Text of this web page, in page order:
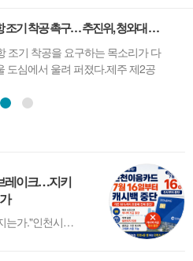
을 앞둔 청라하늘대교의 ‘엣지워
관광 콘텐츠로 주목받고 있다.이처
정책들이 시민의 관심을 끌고 있
천이 왜 주목받는 ...
제주 제2공항 조기 착공 촉구… 추진위, 청와대 앞 성명 발표
조기 착공을 요구하는 목소리가 다
도심에서 울려 퍼졌다.제주 제2공
수대 앞에서 집회를 열고 성명서를
레이크…지키
"약속은 쉽게 했지만 책임은 누가 지는가."인천시가 결국 인천이음카드 캐시백 지급을 중단했다. 시민들은 혜택을 잃었고, 상인들은 매출 감소를 걱정한다. 그리고 시는 '예산이 예상보다 빨리 소진됐다'며 재정개혁 태스크포스(TF)를 꾸리겠다고 밝혔다.하지만 시민들이 묻는 질문은 따로 있다.왜 이런 상황을 미리 예측하지 못했는가....